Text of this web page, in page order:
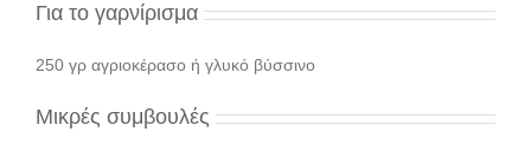
Για το γαρνίρισμα
250 γρ αγριοκέρασο ή γλυκό βύσσινο
Μικρές συμβουλές